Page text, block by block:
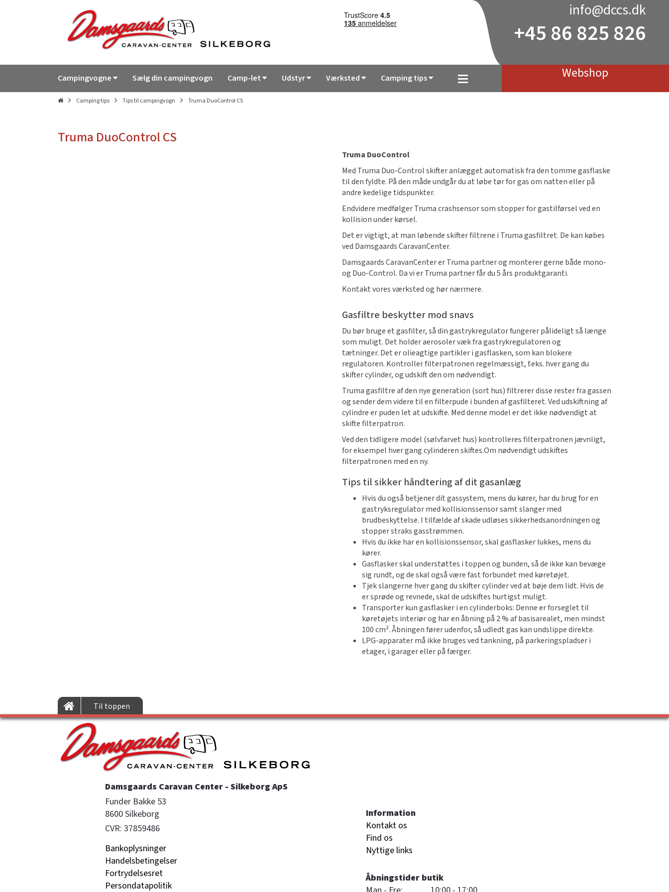
info@dccs.dk
+45 86 825 826
Campingvogne Sælg din campingvogn Camp-let Udstyr Værksted Camping tips Webshop
Camping tips Tips til campingvogn Truma DuoControl CS
Truma DuoControl CS
Truma DuoControl
Med Truma Duo-Control skifter anlægget automatisk fra den tomme gasflaske
til den fyldte. På den måde undgår du at løbe tør for gas om natten eller på
andre kedelige tidspunkter.
Endvidere medfølger Truma crashsensor som stopper for gastilførsel ved en
kollision under kørsel.
Det er vigtigt, at man løbende skifter filtrene i Truma gasfiltret. De kan købes
ved Damsgaards CaravanCenter.
Damsgaards CaravanCenter er Truma partner og monterer gerne både mono-
og Duo-Control. Da vi er Truma partner får du 5 års produktgaranti.
Kontakt vores værksted og hør nærmere.
Gasfiltre beskytter mod snavs
Du bør bruge et gasfilter, så din gastrykregulator fungerer pålideligt så længe
som muligt. Det holder aerosoler væk fra gastrykregulatoren og
tætninger. Det er olieagtige partikler i gasflasken, som kan blokere
regulatoren. Kontroller filterpatronen regelmæssigt, f.eks. hver gang du
skifter cylinder, og udskift den om nødvendigt.
Truma gasfiltre af den nye generation (sort hus) filtrerer disse rester fra gassen
og sender dem videre til en filterpude i bunden af gasfilteret. Ved udskiftning af
cylindre er puden let at udskifte. Med denne model er det ikke nødvendigt at
skifte filterpatron.
Ved den tidligere model (sølvfarvet hus) kontrolleres filterpatronen jævnligt,
for eksempel hver gang cylinderen skiftes.Om nødvendigt udskiftes
filterpatronen med en ny.
Tips til sikker håndtering af dit gasanlæg
Hvis du også betjener dit gassystem, mens du kører, har du brug for en
gastryksregulator med kollisionssensor samt slanger med
brudbeskyttelse. I tilfælde af skade udløses sikkerhedsanordningen og
stopper straks gasstrømmen.
Hvis du ikke har en kollisionssensor, skal gasflasker lukkes, mens du
kører.
Gasflasker skal understøttes i toppen og bunden, så de ikke kan bevæge
sig rundt, og de skal også være fast forbundet med køretøjet.
Tjek slangerne hver gang du skifter cylinder ved at bøje dem lidt. Hvis de
er sprøde og revnede, skal de udskiftes hurtigst muligt.
Transporter kun gasflasker i en cylinderboks: Denne er forseglet til
køretøjets interiør og har en åbning på 2 % af basisarealet, men mindst
100 cm². Åbningen fører udenfor, så udledt gas kan undslippe direkte.
LPG-apparater må ikke bruges ved tankning, på parkeringspladser i
etager, i garager eller på færger.
Til toppen
Damsgaards Caravan Center - Silkeborg ApS
Funder Bakke 53
8600 Silkeborg
CVR: 37859486
Bankoplysninger
Handelsbetingelser
Fortrydelsesret
Persondatapolitik
Information
Kontakt os
Find os
Nyttige links
Åbningstider butik